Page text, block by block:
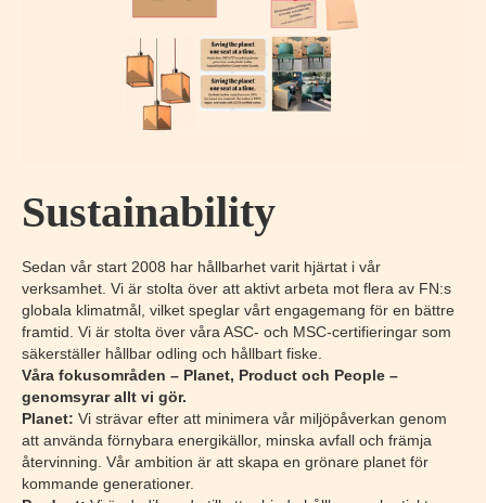
Sustainability
Sedan vår start 2008 har hållbarhet varit hjärtat i vår
verksamhet. Vi är stolta över att aktivt arbeta mot flera av FN:s
globala klimatmål, vilket speglar vårt engagemang för en bättre
framtid. Vi är stolta över våra ASC- och MSC-certifieringar som
säkerställer hållbar odling och hållbart fiske.
Våra fokusområden – Planet, Product och People –
genomsyrar allt vi gör.
Planet: Vi strävar efter att minimera vår miljöpåverkan genom
att använda förnybara energikällor, minska avfall och främja
återvinning. Vår ambition är att skapa en grönare planet för
kommande generationer.